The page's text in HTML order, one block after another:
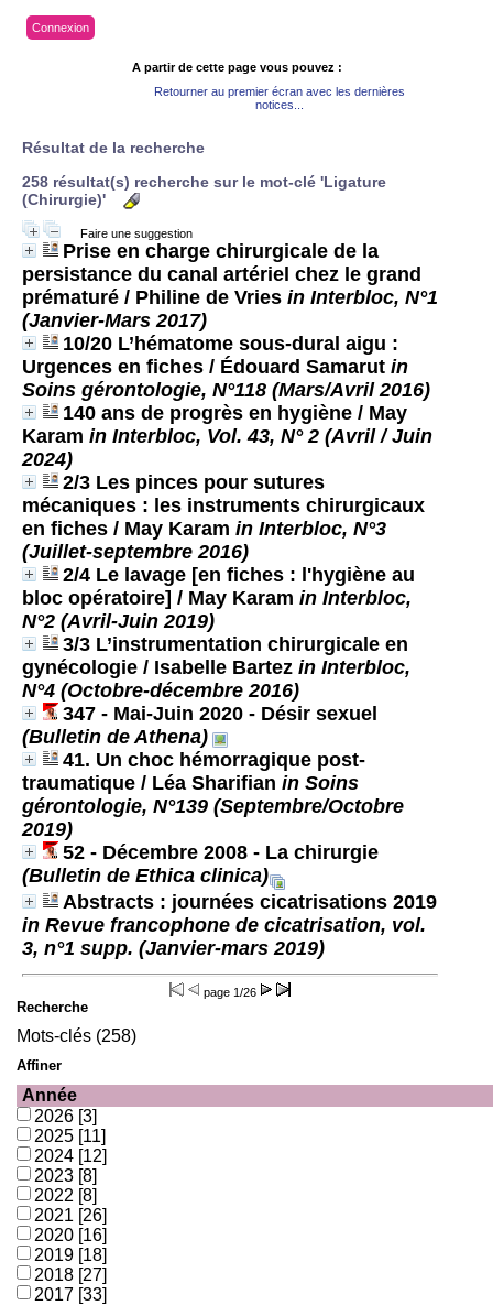
Connexion
A partir de cette page vous pouvez :
Retourner au premier écran avec les dernières
notices...
Résultat de la recherche
258 résultat(s) recherche sur le mot-clé 'Ligature
(Chirurgie)'
Faire une suggestion
Prise en charge chirurgicale de la
persistance du canal artériel chez le grand
prématuré / Philine de Vries in Interbloc, N°1
(Janvier-Mars 2017)
10/20 L’hématome sous-dural aigu :
Urgences en fiches / Édouard Samarut in
Soins gérontologie, N°118 (Mars/Avril 2016)
140 ans de progrès en hygiène / May
Karam in Interbloc, Vol. 43, N° 2 (Avril / Juin
2024)
2/3 Les pinces pour sutures
mécaniques : les instruments chirurgicaux
en fiches / May Karam in Interbloc, N°3
(Juillet-septembre 2016)
2/4 Le lavage [en fiches : l'hygiène au
bloc opératoire] / May Karam in Interbloc,
N°2 (Avril-Juin 2019)
3/3 L’instrumentation chirurgicale en
gynécologie / Isabelle Bartez in Interbloc,
N°4 (Octobre-décembre 2016)
347 - Mai-Juin 2020 - Désir sexuel
(Bulletin de Athena)
41. Un choc hémorragique post-
traumatique / Léa Sharifian in Soins
gérontologie, N°139 (Septembre/Octobre
2019)
52 - Décembre 2008 - La chirurgie
(Bulletin de Ethica clinica)
Abstracts : journées cicatrisations 2019
in Revue francophone de cicatrisation, vol.
3, n°1 supp. (Janvier-mars 2019)
page 1/26
Recherche
Mots-clés (258)
Affiner
Année
2026 [3]
2025 [11]
2024 [12]
2023 [8]
2022 [8]
2021 [26]
2020 [16]
2019 [18]
2018 [27]
2017 [33]